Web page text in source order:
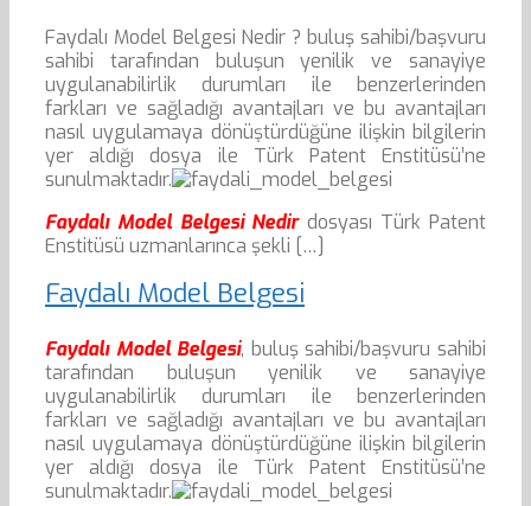
Faydalı Model Belgesi Nedir ? buluş sahibi/başvuru
sahibi tarafından buluşun yenilik ve sanayiye
uygulanabilirlik durumları ile benzerlerinden
farkları ve sağladığı avantajları ve bu avantajları
nasıl uygulamaya dönüştürdüğüne ilişkin bilgilerin
yer aldığı dosya ile Türk Patent Enstitüsü’ne
sunulmaktadır.
Faydalı Model Belgesi Nedir dosyası Türk Patent
Enstitüsü uzmanlarınca şekli […]
Faydalı Model Belgesi
Faydalı Model Belgesi, buluş sahibi/başvuru sahibi
tarafından buluşun yenilik ve sanayiye
uygulanabilirlik durumları ile benzerlerinden
farkları ve sağladığı avantajları ve bu avantajları
nasıl uygulamaya dönüştürdüğüne ilişkin bilgilerin
yer aldığı dosya ile Türk Patent Enstitüsü’ne
sunulmaktadır.